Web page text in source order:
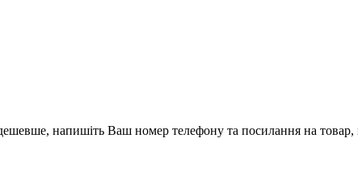
напишіть Ваш номер телефону та посилання на